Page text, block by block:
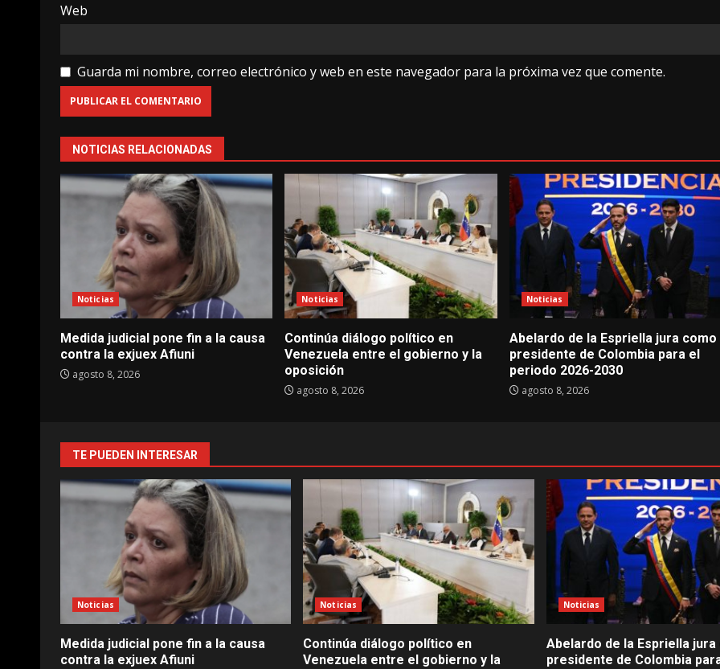
Web
Guarda mi nombre, correo electrónico y web en este navegador para la próxima vez que comente.
NOTICIAS RELACIONADAS
Noticias
Medida judicial pone fin a la causa
contra la exjuex Afiuni
agosto 8, 2026
Noticias
Continúa diálogo político en
Venezuela entre el gobierno y la
oposición
agosto 8, 2026
Noticias
Abelardo de la Espriella jura como
presidente de Colombia para el
periodo 2026-2030
agosto 8, 2026
TE PUEDEN INTERESAR
Noticias
Medida judicial pone fin a la causa
contra la exjuex Afiuni
Noticias
Continúa diálogo político en
Venezuela entre el gobierno y la
Noticias
Abelardo de la Espriella jura
presidente de Colombia